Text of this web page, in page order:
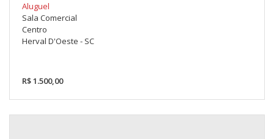
Aluguel
Sala Comercial
Centro
Herval D'Oeste - SC
R$ 1.500,00